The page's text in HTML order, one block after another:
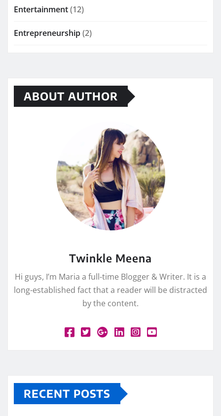
Entertainment(12)
Entrepreneurship(2)
ABOUT AUTHOR
Twinkle Meena
Hi guys, I’m Maria a full-time Blogger & Writer. It is a
long-established fact that a reader will be distracted
by the content.
RECENT POSTS